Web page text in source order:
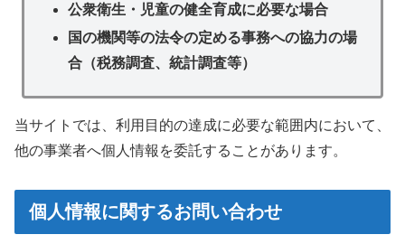
公衆衛生・児童の健全育成に必要な場合
国の機関等の法令の定める事務への協力の場
合（税務調査、統計調査等）
当サイトでは、利用目的の達成に必要な範囲内において、
他の事業者へ個人情報を委託することがあります。
個人情報に関するお問い合わせ